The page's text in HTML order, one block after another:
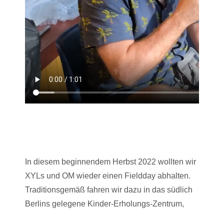
In diesem beginnendem Herbst 2022 wollten wir
XYLs und OM wieder einen Fieldday abhalten.
Traditionsgemäß fahren wir dazu in das südlich
Berlins gelegene Kinder-Erholungs-Zentrum,